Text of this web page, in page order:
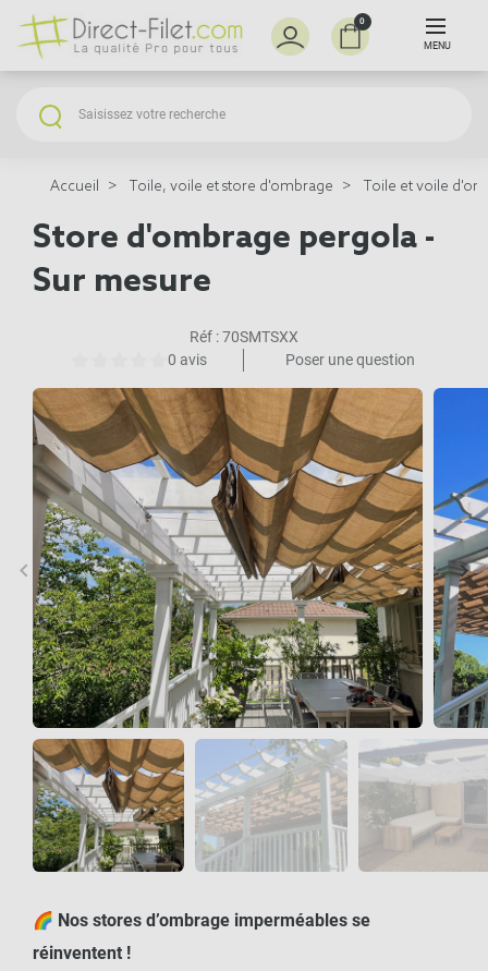
0
MENU
Accueil Toile, voile et store d'ombrage Toile et voile
Store d'ombrage pergola -
Sur mesure
Réf :70SMTSXX
0 avis
Poser une question
Précédent
keyboard_arrow_left keyboard_arrow_right
🌈 Nos stores d’ombrage imperméables se
réinventent !